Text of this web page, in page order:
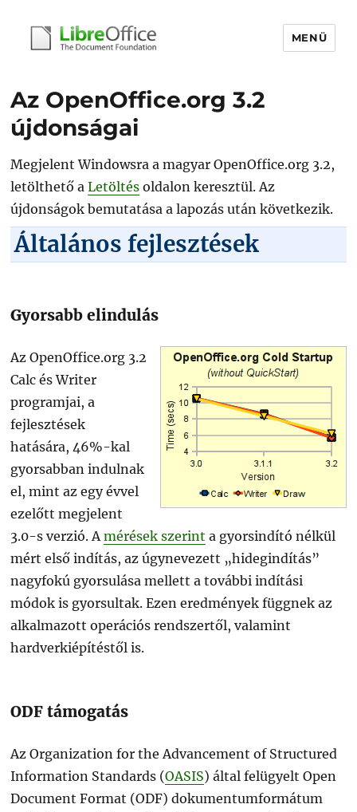
MENÜ
Az OpenOffice.org 3.2
újdonságai
Megjelent Windowsra a magyar OpenOffice.org 3.2,
letölthető aLetöltés oldalon keresztül. Az
újdonságok bemutatása a lapozás után következik.
Általános fejlesztések
Gyorsabb elindulás
Az OpenOffice.org 3.2
Calc és Writer
programjai, a
fejlesztések
hatására, 46%-kal
gyorsabban indulnak
el, mint az egy évvel
ezelőtt megjelent
3.0-s verzió. Amérések szerint a gyorsindító nélkül
mért első indítás, az úgynevezett „hidegindítás”
nagyfokú gyorsulása mellett a további indítási
módok is gyorsultak. Ezen eredmények függnek az
alkalmazott operációs rendszertől, valamint
hardverkiépítéstől is.
ODF támogatás
Az Organization for the Advancement of Structured
Information Standards (OASIS) által felügyelt Open
Document Format (ODF) dokumentumformátum